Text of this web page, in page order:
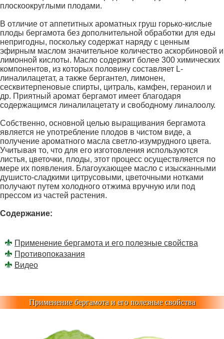
плоскоокруглыми плодами.
В отличие от аппетитных ароматных груш горько-кислые
плоды бергамота без дополнительной обработки для еды
непригодны, поскольку содержат наряду с ценным
эфирным маслом значительное количество аскорбиновой и
лимонной кислоты. Масло содержит более 300 химических
компонентов, из которых половину составляет L-
линалилацетат, а также бергантел, лимонен,
сесквитерпеновые спирты, цитраль, камфен, гераноил и
др. Приятный аромат бергамот имеет благодаря
содержащимся линалилацетату и свободному линалоолу.
Собственно, основной целью выращивания бергамота
является не употребление плодов в чистом виде, а
получение ароматного масла светло-изумрудного цвета.
Учитывая то, что для его изготовления используются
листья, цветочки, плоды, этот процесс осуществляется по
мере их появления. Благоухающее масло с изысканными
душисто-сладкими цитрусовыми, цветочными нотками
получают путем холодного отжима вручную или под
прессом из частей растения.
Содержание:
Применение бергамота и его полезные свойства
Противопоказания
Видео
Применение бергамота и его полезные свойства